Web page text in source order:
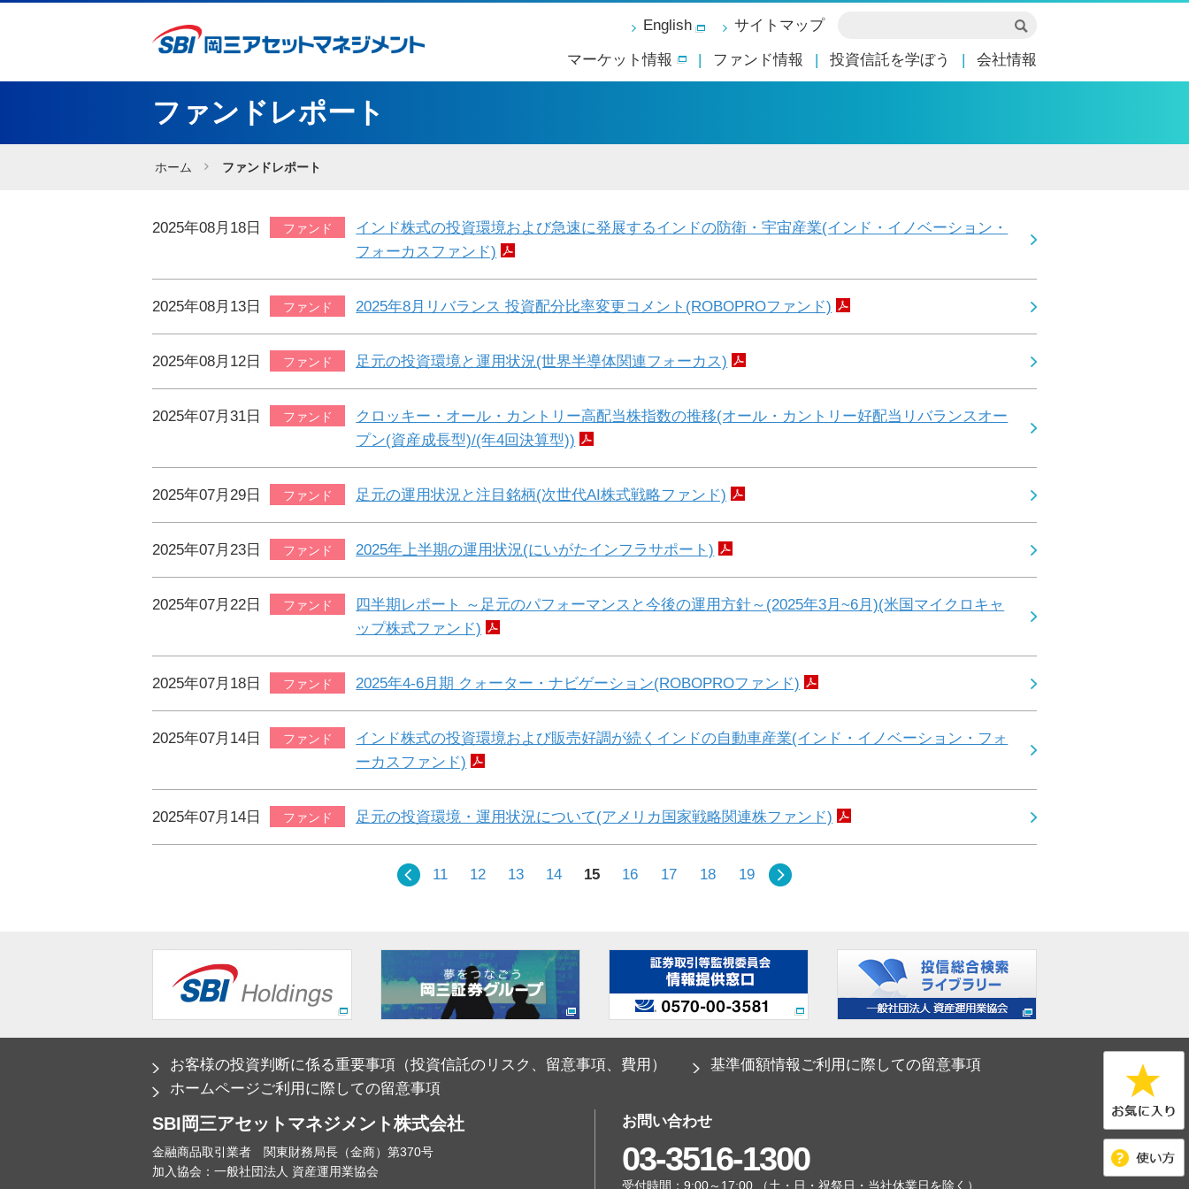
English サイトマップ
マーケット情報 ファンド情報 投資信託を学ぼう 会社情報
ファンドレポート
ホーム ファンドレポート
2025年08月18日 ファンド
インド株式の投資環境および急速に発展するインドの防衛・宇宙産業(インド・イノベーション・
フォーカスファンド)
2025年08月13日 ファンド 2025年8月リバランス 投資配分比率変更コメント(ROBOPROファンド)
2025年08月12日 ファンド 足元の投資環境と運用状況(世界半導体関連フォーカス)
2025年07月31日 ファンド
クロッキー・オール・カントリー高配当株指数の推移(オール・カントリー好配当リバランスオー
プン(資産成長型)/(年4回決算型))
2025年07月29日 ファンド 足元の運用状況と注目銘柄(次世代AI株式戦略ファンド)
2025年07月23日 ファンド 2025年上半期の運用状況(にいがたインフラサポート)
2025年07月22日 ファンド
四半期レポート ～足元のパフォーマンスと今後の運用方針～(2025年3月~6月)(米国マイクロキャ
ップ株式ファンド)
2025年07月18日 ファンド 2025年4-6月期 クォーター・ナビゲーション(ROBOPROファンド)
2025年07月14日 ファンド
インド株式の投資環境および販売好調が続くインドの自動車産業(インド・イノベーション・フォ
ーカスファンド)
2025年07月14日 ファンド 足元の投資環境・運用状況について(アメリカ国家戦略関連株ファンド)
11 12 13 14 15 16 17 18 19
お客様の投資判断に係る重要事項（投資信託のリスク、留意事項、費用）
基準価額情報ご利用に際しての留意事項
ホームページご利用に際しての留意事項
SBI岡三アセットマネジメント株式会社
金融商品取引業者 関東財務局長（金商）第370号
加入協会：一般社団法人 資産運用業協会
お問い合わせ
03-3516-1300
受付時間：9:00～17:00 （土・日・祝祭日・当社休業日を除く）